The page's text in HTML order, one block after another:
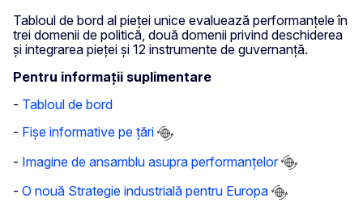
Tabloul de bord al pieței unice evaluează performanțele în
trei domenii de politică, două domenii privind deschiderea
și integrarea pieței și 12 instrumente de guvernanță.
Pentru informații suplimentare
- Tabloul de bord
- Fișe informative pe țări
- Imagine de ansamblu asupra performanțelor
- O nouă Strategie industrială pentru Europa